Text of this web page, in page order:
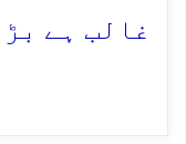
غالب ہے